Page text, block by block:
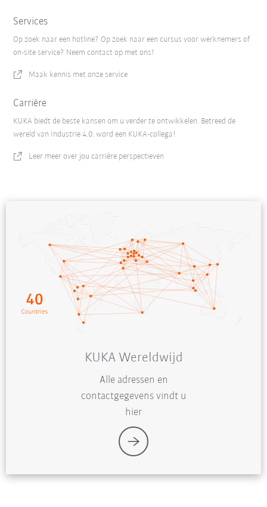
Services
Op zoek naar een hotline? Op zoek naar een cursus voor werknemers of
on-site service? Neem contact op met ons!
Maak kennis met onze service
Carrière
KUKA biedt de beste kansen om u verder te ontwikkelen. Betreed de
wereld van Industrie 4.0: word een KUKA-collega!
Leer meer over jou carrière perspectieven
KUKA Wereldwijd
Alle adressen en
contactgegevens vindt u
hier